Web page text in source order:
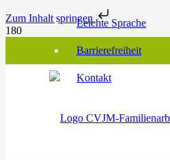
Zum Inhalt springenLeichte Sprache
Barrierefreiheit
Kontakt